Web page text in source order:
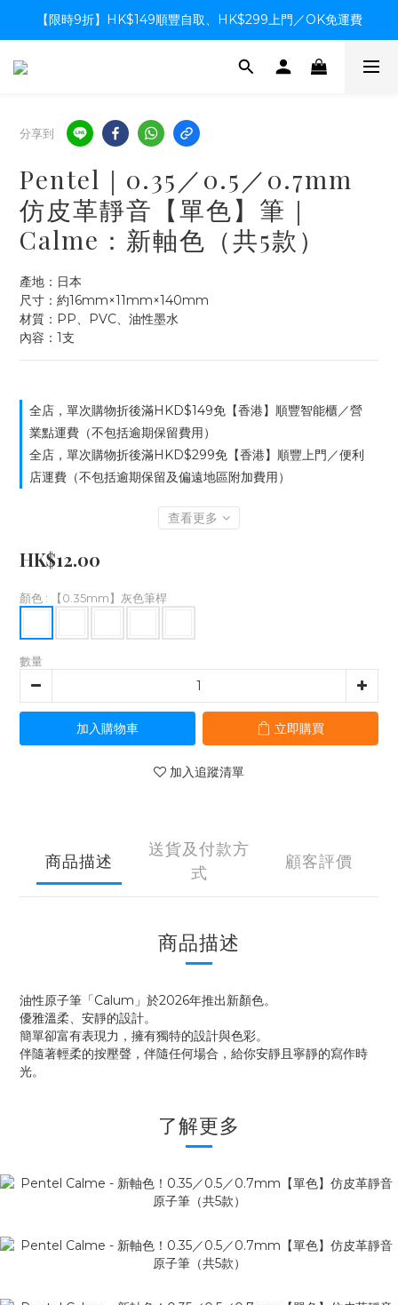
【限時9折】HK$149順豐自取、HK$299上門／OK免運費
【限時9折】HK$149順豐自取、HK$299上門／OK免運費
支付系統升級中，暫停信用卡支付至8月中，造成不便感謝諒解
分享到
Pentel｜0.35／0.5／0.7mm
仿皮革靜音【單色】筆｜
Calme：新軸色（共5款）
產地：日本
尺寸：約16mm×11mm×140mm
材質：PP、PVC、油性墨水
內容：1支
全店，單次購物折後滿HKD$149免【香港】順豐智能櫃／營
業點運費（不包括逾期保留費用）
全店，單次購物折後滿HKD$299免【香港】順豐上門／便利
店運費（不包括逾期保留及偏遠地區附加費用）
查看更多
HK$12.00
顏色 : 【0.35mm】灰色筆桿
數量
加入購物車 立即購買
加入追蹤清單
商品描述
送貨及付款方
式
顧客評價
商品描述
油性原子筆「Calum」於2026年推出新顏色。
優雅溫柔、安靜的設計。
簡單卻富有表現力，擁有獨特的設計與色彩。
伴隨著輕柔的按壓聲，伴隨任何場合，給你安靜且寧靜的寫作時
光。
了解更多